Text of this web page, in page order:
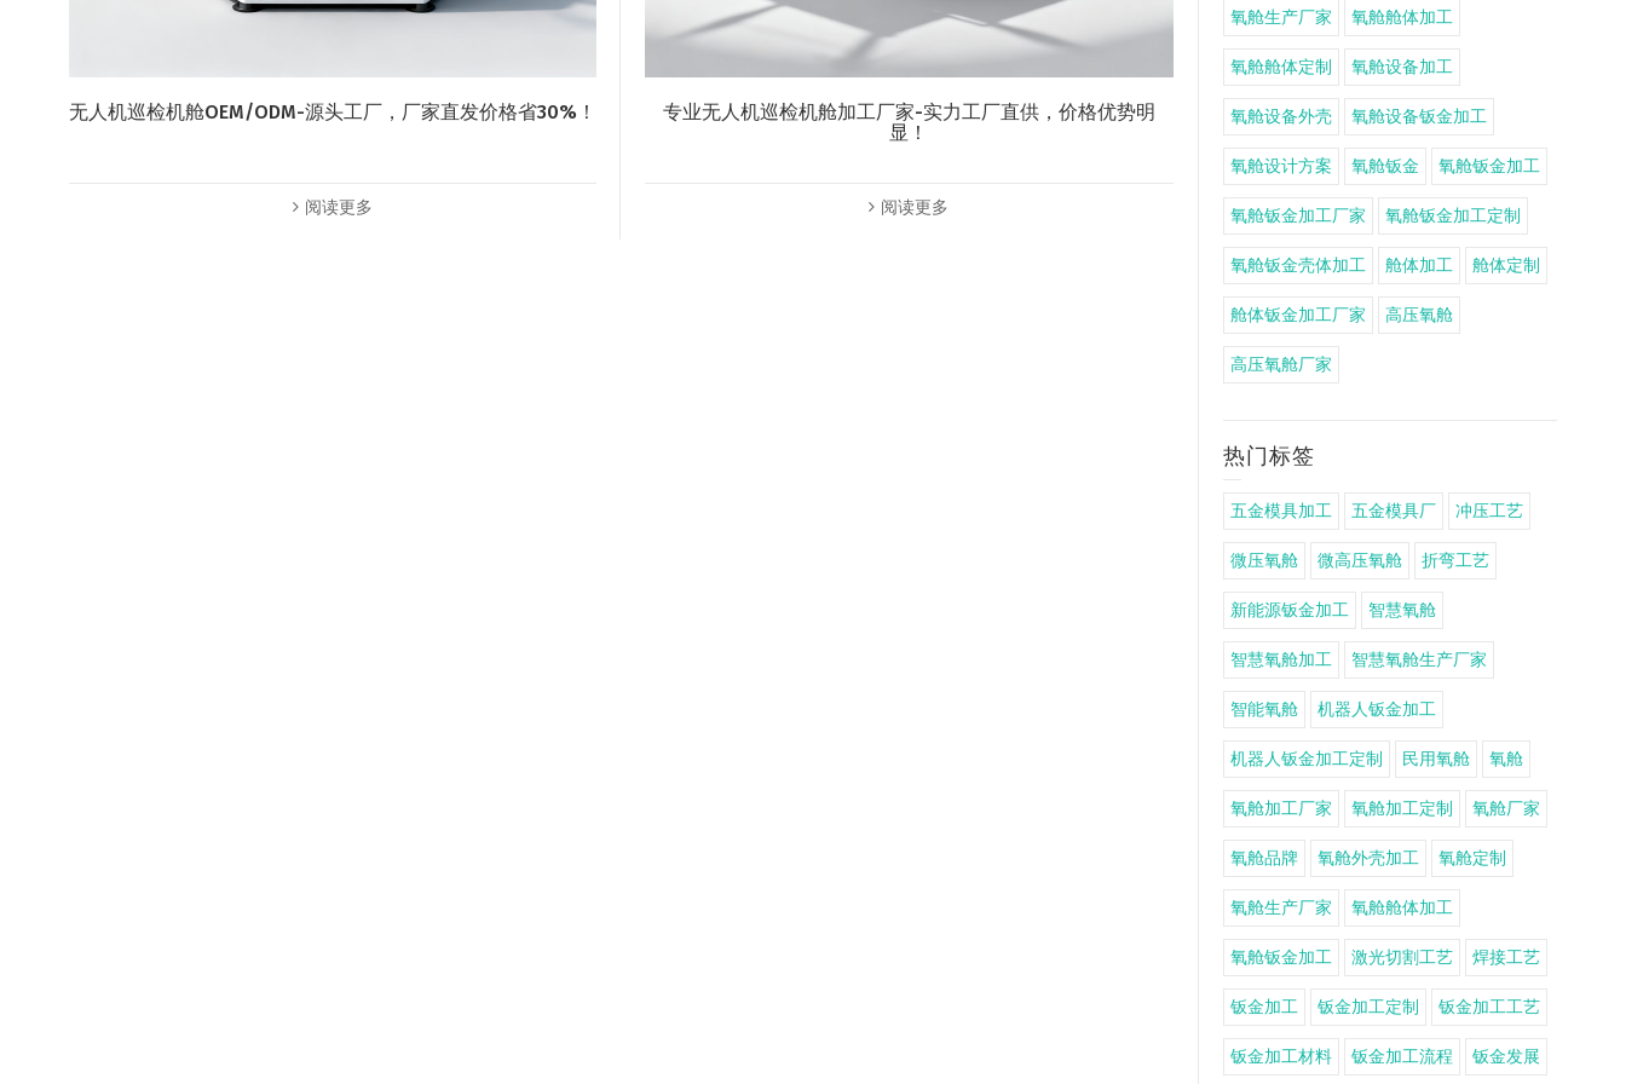
无人机巡检机舱OEM/ODM-源头工厂，厂家直发价格省30%！
阅读更多
专业无人机巡检机舱加工厂家-实力工厂直供，价格优势明
显！
阅读更多
氧舱生产厂家 氧舱舱体加工
氧舱舱体定制 氧舱设备加工
氧舱设备外壳 氧舱设备钣金加工
氧舱设计方案 氧舱钣金 氧舱钣金加工
氧舱钣金加工厂家 氧舱钣金加工定制
氧舱钣金壳体加工 舱体加工 舱体定制
舱体钣金加工厂家 高压氧舱
高压氧舱厂家
热门标签
五金模具加工 五金模具厂 冲压工艺
微压氧舱 微高压氧舱 折弯工艺
新能源钣金加工 智慧氧舱
智慧氧舱加工 智慧氧舱生产厂家
智能氧舱 机器人钣金加工
机器人钣金加工定制 民用氧舱 氧舱
氧舱加工厂家 氧舱加工定制 氧舱厂家
氧舱品牌 氧舱外壳加工 氧舱定制
氧舱生产厂家 氧舱舱体加工
氧舱钣金加工 激光切割工艺 焊接工艺
钣金加工 钣金加工定制 钣金加工工艺
钣金加工材料 钣金加工流程 钣金发展